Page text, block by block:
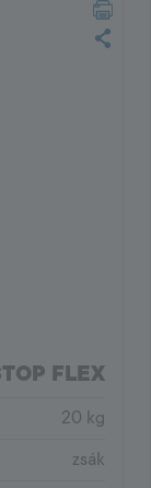
FLEX
20 kg
zsák